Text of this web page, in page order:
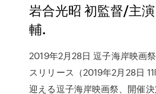
岩合光昭 初監督/主
輔.
2019年2月28日 逗子海岸映画
スリリース（2019年2月28日
迎える逗子海岸映画祭、開催